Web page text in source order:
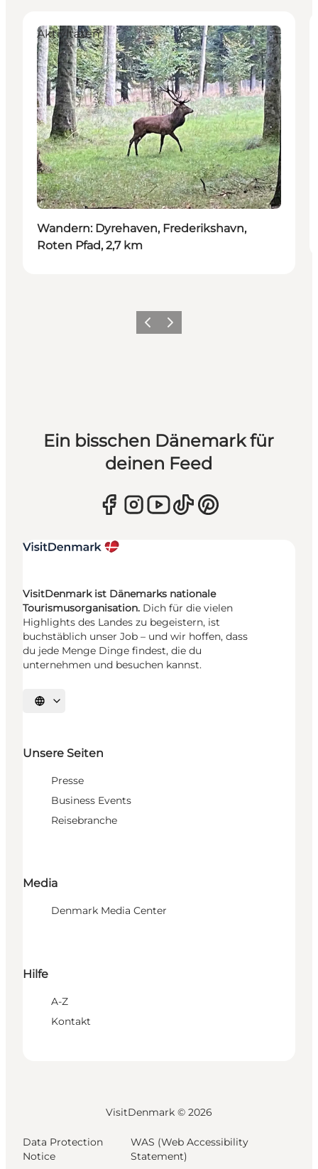
Aktivitäten
Wandern: Dyrehaven, Frederikshavn,
Roten Pfad, 2,7 km
ZurückWeiter
Ein bisschen Dänemark für
deinen Feed
VisitDenmark ist Dänemarks nationale
Tourismusorganisation. Dich für die vielen
Highlights des Landes zu begeistern, ist
buchstäblich unser Job – und wir hoffen, dass
du jede Menge Dinge findest, die du
unternehmen und besuchen kannst.
Sprache auswählen
Unsere Seiten
Presse
Business Events
Reisebranche
Media
Denmark Media Center
Hilfe
A-Z
Kontakt
VisitDenmark © 2026
Data Protection
Notice
WAS (Web Accessibility
Statement)